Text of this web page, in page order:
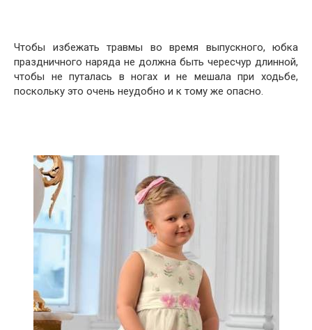
Чтобы избежать травмы во время выпускного, юбка
праздничного наряда не должна быть чересчур длинной,
чтобы не путалась в ногах и не мешала при ходьбе,
поскольку это очень неудобно и к тому же опасно.